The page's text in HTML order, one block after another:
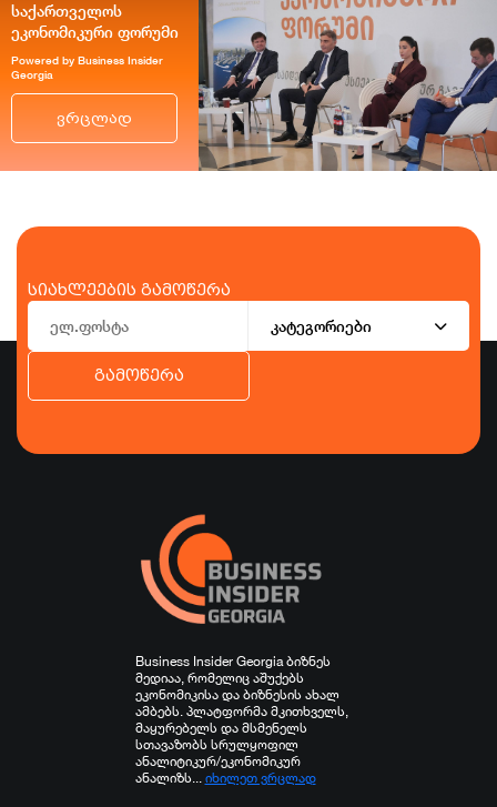
საქართველოს
ეკონომიკური ფორუმი
Powered by Business Insider
Georgia
ვრცლად
სიახლეების გამოწერა
კატეგორიები
გამოწერა
Business Insider Georgia ბიზნეს
მედიაა, რომელიც აშუქებს
ეკონომიკისა და ბიზნესის ახალ
ამბებს. პლატფორმა მკითხველს,
მაყურებელს და მსმენელს
სთავაზობს სრულყოფილ
ანალიტიკურ/ეკონომიკურ
ანალიზს... იხილეთ ვრცლად